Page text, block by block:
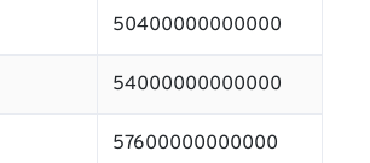
50400000000000
54000000000000
57600000000000